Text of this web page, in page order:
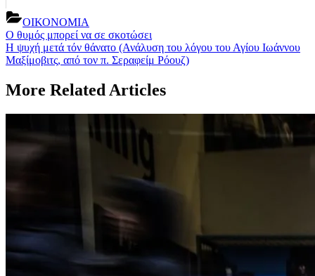
ΟΙΚΟΝΟΜΙΑ
Post
navigation
Previous
Post:
Ο θυμός μπορεί να σε σκοτώσει
Next
Post:
Η ψυχή μετά τόν θάνατο (Ανάλυση του λόγου του Αγίου Ιωάννου
Μαξίμοβιτς, από τον π. Σεραφείμ Ρόουζ)
More Related Articles